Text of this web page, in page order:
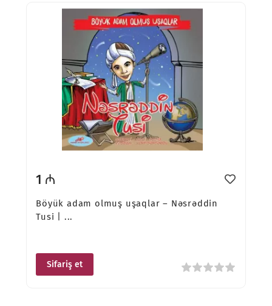
1 ₼
Böyük adam olmuş uşaqlar – Nəsrəddin
Tusi | ...
Sifariş et